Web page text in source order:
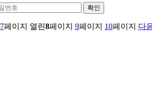
확인
7페이지 열린8페이지 9페이지 10페이지
다